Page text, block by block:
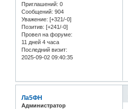
Приглашений: 0
Сообщений: 904
Уважение: [+321/-0]
Позитив: [+241/-0]
Провел на форуме:
11 дней 4 часа
Последний визит:
2025-09-02 09:40:35
Ла5ФН
Администратор